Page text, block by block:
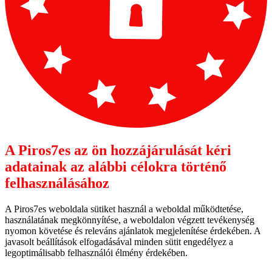
A Piros7es az ön hozzájárulását kéri
adatainak az alábbi célokra történő
felhasználásához
A Piros7es weboldala sütiket használ a weboldal működtetése,
használatának megkönnyítése, a weboldalon végzett tevékenység
nyomon követése és releváns ajánlatok megjelenítése érdekében. A
javasolt beállítások elfogadásával minden sütit engedélyez a
legoptimálisabb felhasználói élmény érdekében.